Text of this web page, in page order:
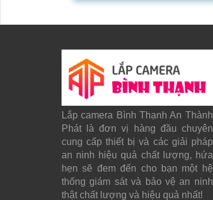
đơn chính xác và nhanh chóng
Lắp camera Bình Thạnh An Thành
Phát là đơn vị hàng đầu chuyên
cung cấp thiết bị và các giải pháp
an ninh hiệu quả chất lượng, hứa
hẹn sẽ đem đến cho bạn một hệ
thống giám sát và bảo vệ an ninh
thật chất lượng và hiệu quả nhất!